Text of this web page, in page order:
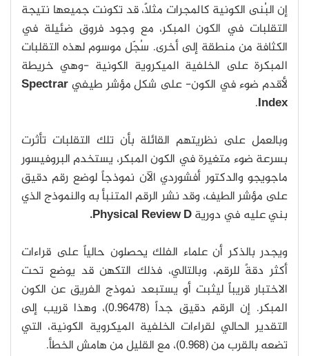
إن البُنى الكونية كالمجرات مثلاً، قد تكونت جميعها نتيجة
التقلبات في الكون المبكر، مع وجود فروق ضئيلة في
الكثافة من منطقة إلى أخرى. سُجّل موسوم لهذه التقلبات
المبكرة على الخلفية الميكروية الكونية -وهي خريطة
لأقدم ضوء في الكون- على شكل مؤشر طيفيSpectrar
Index
.
وبالعمل على نظريتهم القائلة بأن تلك التقلبات تأثرت
بسرعة ضوء متغيرة في الكون المبكر، يستخدم البروفيسور
ماجويجو والدكتور أفشوردي الآن نموذجاً لوضع رقم دقيق
على مؤشر الطيف، وقد نشر الرقم المتنبأ به والنموذج الذي
بني عليه في دوريةPhysical Review D.
ويجدر بالذكر أن علماء الفلك يحصلون حالياً على قراءات
أكثر دقةً للرقم، وبالتالي، فذلك التكهن قد يوضع تحت
الاختبار قريباً ليثبت أو يستبعد نموذج الفريق عن الكون
المبكر. إن الرقم دقيق جداً (0.96478)، وهذا قريب إلى
التقدير الحالي لقراءات الخلفية الميكروية الكونية، التي
تضعه بالقرب من (0.968)، مع القليل من هامش الخطأ.